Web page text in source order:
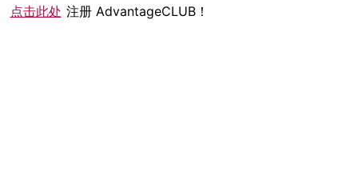
点击此处 注册 AdvantageCLUB！